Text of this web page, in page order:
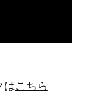
はこちら